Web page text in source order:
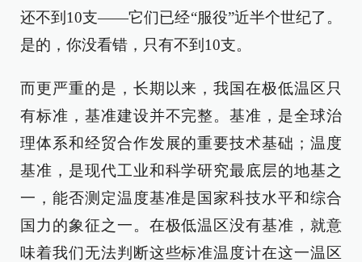
还不到10支——它们已经“服役”近半个世纪了。
是的，你没看错，只有不到10支。
而更严重的是，长期以来，我国在极低温区只
有标准，基准建设并不完整。基准，是全球治
理体系和经贸合作发展的重要技术基础；温度
基准，是现代工业和科学研究最底层的地基之
一，能否测定温度基准是国家科技水平和综合
国力的象征之一。在极低温区没有基准，就意
味着我们无法判断这些标准温度计在这一温区